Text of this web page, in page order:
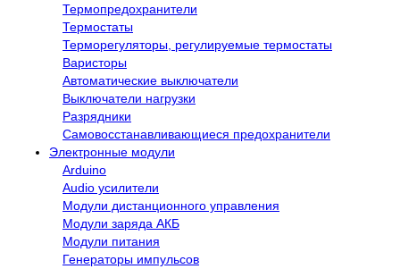
Термопредохранители
Термостаты
Терморегуляторы, регулируемые термостаты
Варисторы
Автоматические выключатели
Выключатели нагрузки
Разрядники
Самовосстанавливающиеся предохранители
Электронные модули
Arduino
Audio усилители
Модули дистанционного управления
Модули заряда АКБ
Модули питания
Генераторы импульсов